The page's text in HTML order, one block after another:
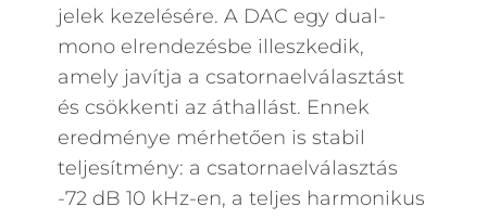
jelek kezelésére. A DAC egy dual-
mono elrendezésbe illeszkedik,
amely javítja a csatornaelválasztást
és csökkenti az áthallást. Ennek
eredménye mérhetően is stabil
teljesítmény: a csatornaelválasztás
-72 dB 10 kHz-en, a teljes harmonikus